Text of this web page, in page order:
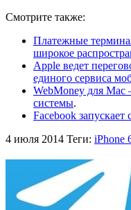
Смотрите также:
Платежные
широкое
Apple ведет
единого сервиса
WebMoney для
системы.
Facebook
4 июля 2014 Теги: iPhone